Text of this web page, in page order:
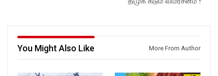
https://www.instagram.com/ro
ckforttimes/
Follow us on:
https://www.instagram.com/ro
You Might Also Like More From Author